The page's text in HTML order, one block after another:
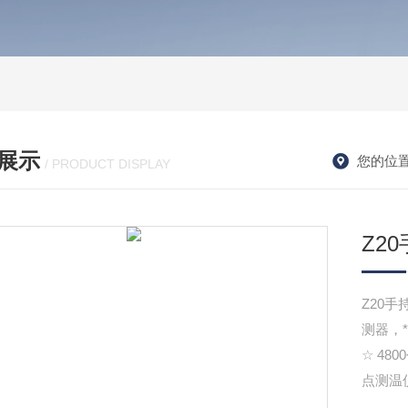
示 / PRODUCT DISPLAY 您的位
Z20
Z20手
测器，
☆ 4800
点测温